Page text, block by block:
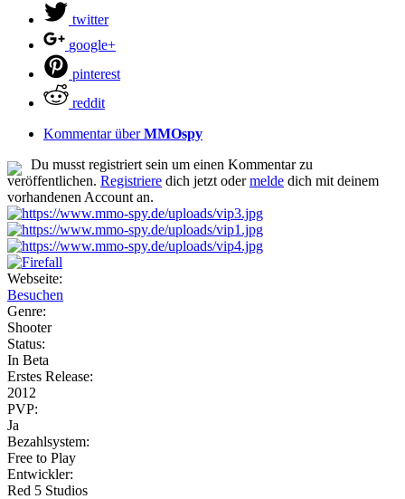
twitter
google+
pinterest
reddit
Kommentar überMMOspy
Du musst registriert sein um einen Kommentar zu
veröffentlichen. Registriere dich jetzt odermelde dich mit deinem
vorhandenen Account an.
Webseite:
Besuchen
Genre:
Shooter
Status:
In Beta
Erstes Release:
2012
PVP:
Ja
Bezahlsystem:
Free to Play
Entwickler:
Red 5 Studios